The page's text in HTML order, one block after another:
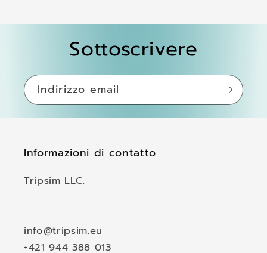
u
p
Sottoscrivere
Indirizzo email
Informazioni di contatto
Tripsim LLC.
info@tripsim.eu
+421 944 388 013